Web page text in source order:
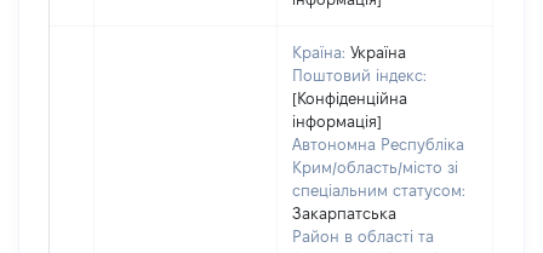
Країна: Україна
Поштовий індекс:
[Конфіденційна
інформація]
Автономна Республіка
Крим/область/місто зі
спеціальним статусом:
Закарпатська
Район в області та